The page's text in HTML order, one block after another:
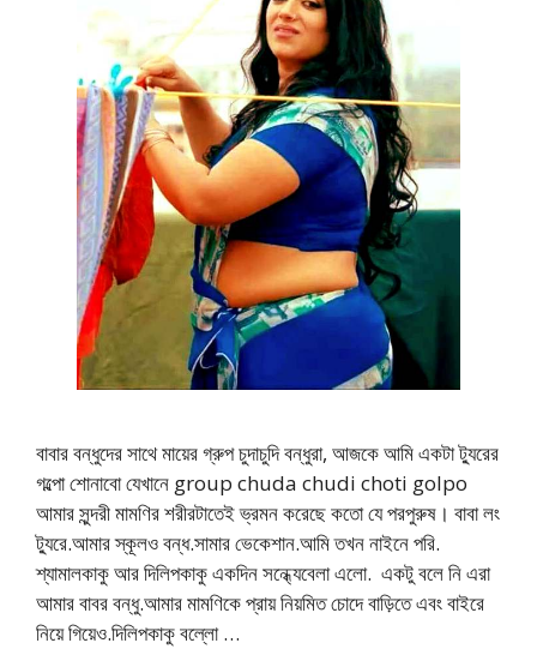
বাবার বন্ধুদের সাথে মায়ের গ্রুপ চুদাচুদি বন্ধুরা, আজকে আমি একটা ট্যুরের
গল্পো শোনাবো যেখানে group chuda chudi choti golpo
আমার সুন্দরী মামণির শরীরটাতেই ভ্রমন করেছে কতো যে পরপুরুষ। বাবা লং
ট্যুরে.আমার স্কূলও বন্ধ.সামার ভেকেশান.আমি তখন নাইনে পরি.
শ্যামালকাকু আর দিলিপকাকু একদিন সন্ধ্যেবেলা এলো. একটু বলে নি এরা
আমার বাবর বন্ধু.আমার মামণিকে প্রায় নিয়মিত চোদে বাড়িতে এবং বাইরে
নিয়ে গিয়েও.দিলিপকাকু বল্লো …